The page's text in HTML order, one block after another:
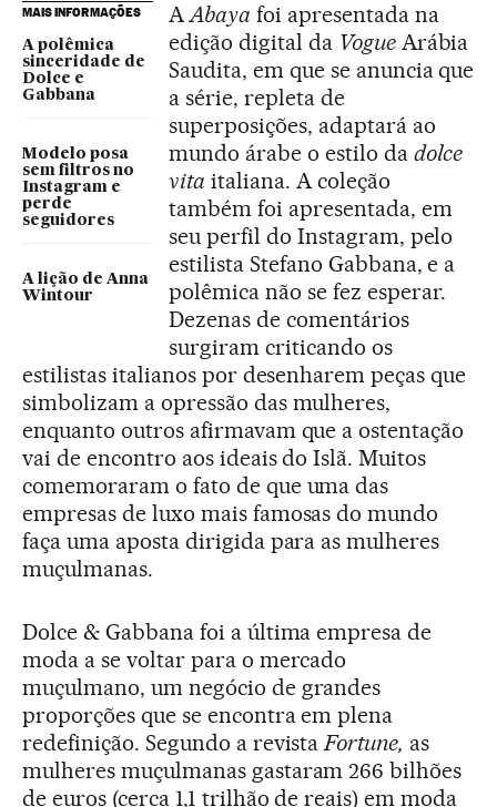
MAIS INFORMAÇÕES
A polêmica
sinceridade de
Dolce e
Gabbana
Modelo posa
sem filtros no
Instagram e
perde
seguidores
A lição de Anna
Wintour
AAbaya foi apresentada na
edição digital da VogueArábia
Saudita, em que se anuncia que
a série, repleta de
superposições, adaptará ao
mundo árabe o estilo da dolce
vita italiana. A coleção
também foi apresentada, em
seu perfil do Instagram, pelo
estilista Stefano Gabbana, e a
polêmica não se fez esperar.
Dezenas de comentários
surgiram criticando os
estilistas italianos por desenharem peças que
simbolizam a opressão das mulheres,
enquanto outros afirmavam que a ostentação
vai de encontro aos ideais do Islã. Muitos
comemoraram o fato de que uma das
empresas de luxo mais famosas do mundo
faça uma aposta dirigida para as mulheres
muçulmanas.
Dolce & Gabbana foi a última empresa de
moda a se voltar para o mercado
muçulmano, um negócio de grandes
proporções que se encontra em plena
redefinição. Segundo a revistaFortune, as
mulheres muçulmanas gastaram 266 bilhões
de euros (cerca 1,1 trilhão de reais) em moda